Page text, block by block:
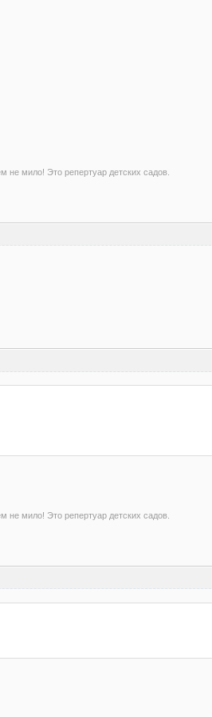
не мило! Это репертуар детских садов.
не мило! Это репертуар детских садов.